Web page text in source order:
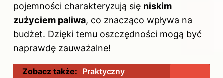
pojemności charakteryzują się niskim
zużyciem paliwa, co znacząco wpływa na
budżet. Dzięki temu oszczędności mogą być
naprawdę zauważalne!
Zobacz także: Praktyczny